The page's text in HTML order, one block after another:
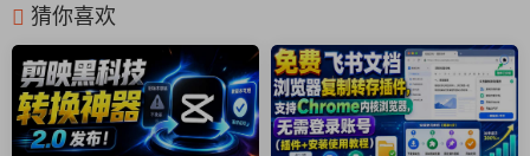
在信息爆炸的数字时代，一款简单易用的多媒体处理工具必不可
少。视频格式转换工厂操作直观，功能全面，是您处理各类媒体
文件的最佳选择。
猜你喜欢